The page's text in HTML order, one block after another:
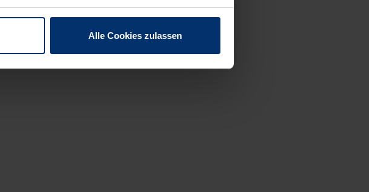
oder widerrufen.
Alle Cookies zulassen